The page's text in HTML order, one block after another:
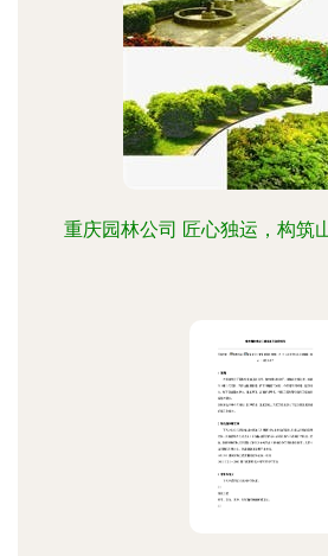
重庆园林公司 匠心独运，构筑